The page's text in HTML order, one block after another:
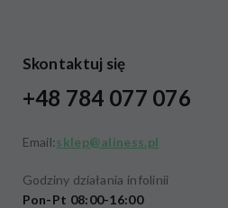
Skontaktuj się
+48 784 077 076
Email:sklep@aliness.pl
Godziny działania infolinii
Pon-Pt 08:00-16:00